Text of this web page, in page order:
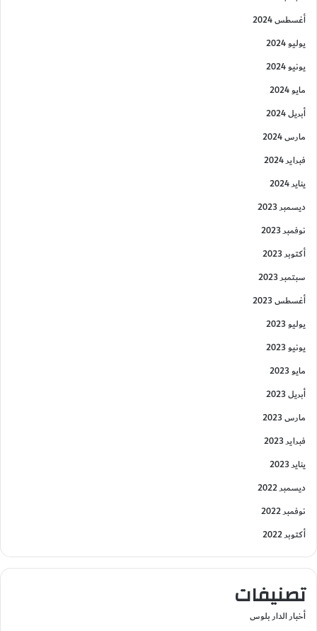
أغسطس 2024
يوليو 2024
يونيو 2024
مايو 2024
أبريل 2024
مارس 2024
فبراير 2024
يناير 2024
ديسمبر 2023
نوفمبر 2023
أكتوبر 2023
سبتمبر 2023
أغسطس 2023
يوليو 2023
يونيو 2023
مايو 2023
أبريل 2023
مارس 2023
فبراير 2023
يناير 2023
ديسمبر 2022
نوفمبر 2022
أكتوبر 2022
تصنيفات
أخبار الدار بلوس